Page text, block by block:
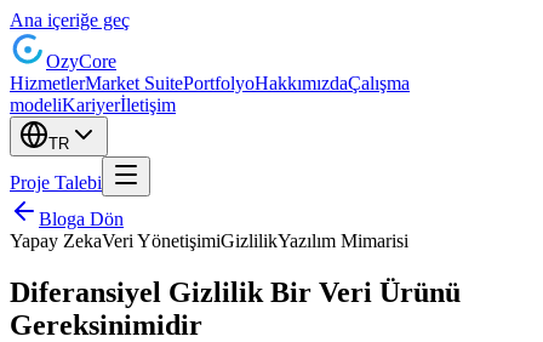
Ana içeriğe geç
OzyCore
HizmetlerMarket SuitePortfolyoHakkımızdaÇalışma
modeliKariyerİletişim
TR
Proje Talebi
Bloga Dön
Yapay ZekaVeri YönetişimiGizlilikYazılım Mimarisi
Diferansiyel Gizlilik Bir Veri Ürünü
Gereksinimidir